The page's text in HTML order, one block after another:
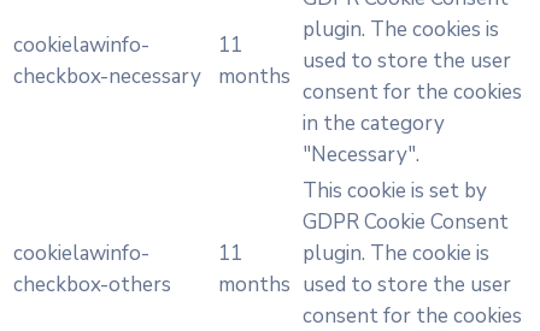
cookielawinfo-
checkbox-necessary
11
months
plugin. The cookies is
used to store the user
consent for the cookies
in the category
"Necessary".
cookielawinfo-
checkbox-others
11
months
This cookie is set by
GDPR Cookie Consent
plugin. The cookie is
used to store the user
consent for the cookies